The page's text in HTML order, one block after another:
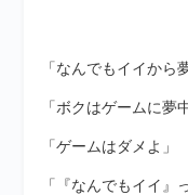
「なんでもイイから
「ボクはゲームに夢
「ゲームはダメよ」
「『なんでもイイ』